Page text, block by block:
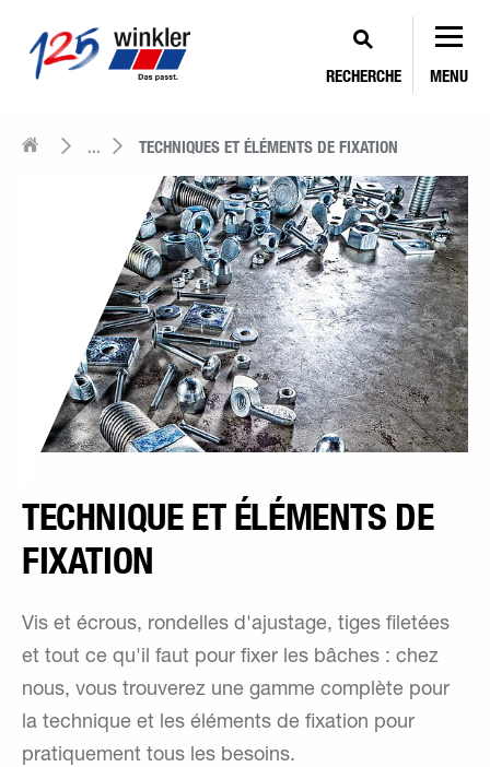
RECHERCHE MENU
... TECHNIQUES ET ÉLÉMENTS DE FIXATION
TECHNIQUE ET ÉLÉMENTS DE
FIXATION
Vis et écrous, rondelles d'ajustage, tiges filetées
et tout ce qu'il faut pour fixer les bâches : chez
nous, vous trouverez une gamme complète pour
la technique et les éléments de fixation pour
pratiquement tous les besoins.